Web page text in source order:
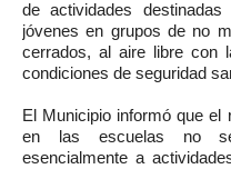
de actividades
jóvenes en grupos de no
cerrados, al aire libre con
condiciones de seguridad
El Municipio informó que el
en las escuelas no
esencialmente a